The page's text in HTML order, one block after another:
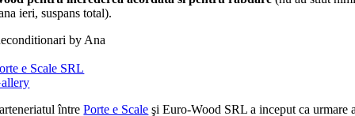
ieri, suspans total).
by Ana
e Scale SRL
întrePorte e Scale şi Euro-Wood SRL a inceput ca urmare